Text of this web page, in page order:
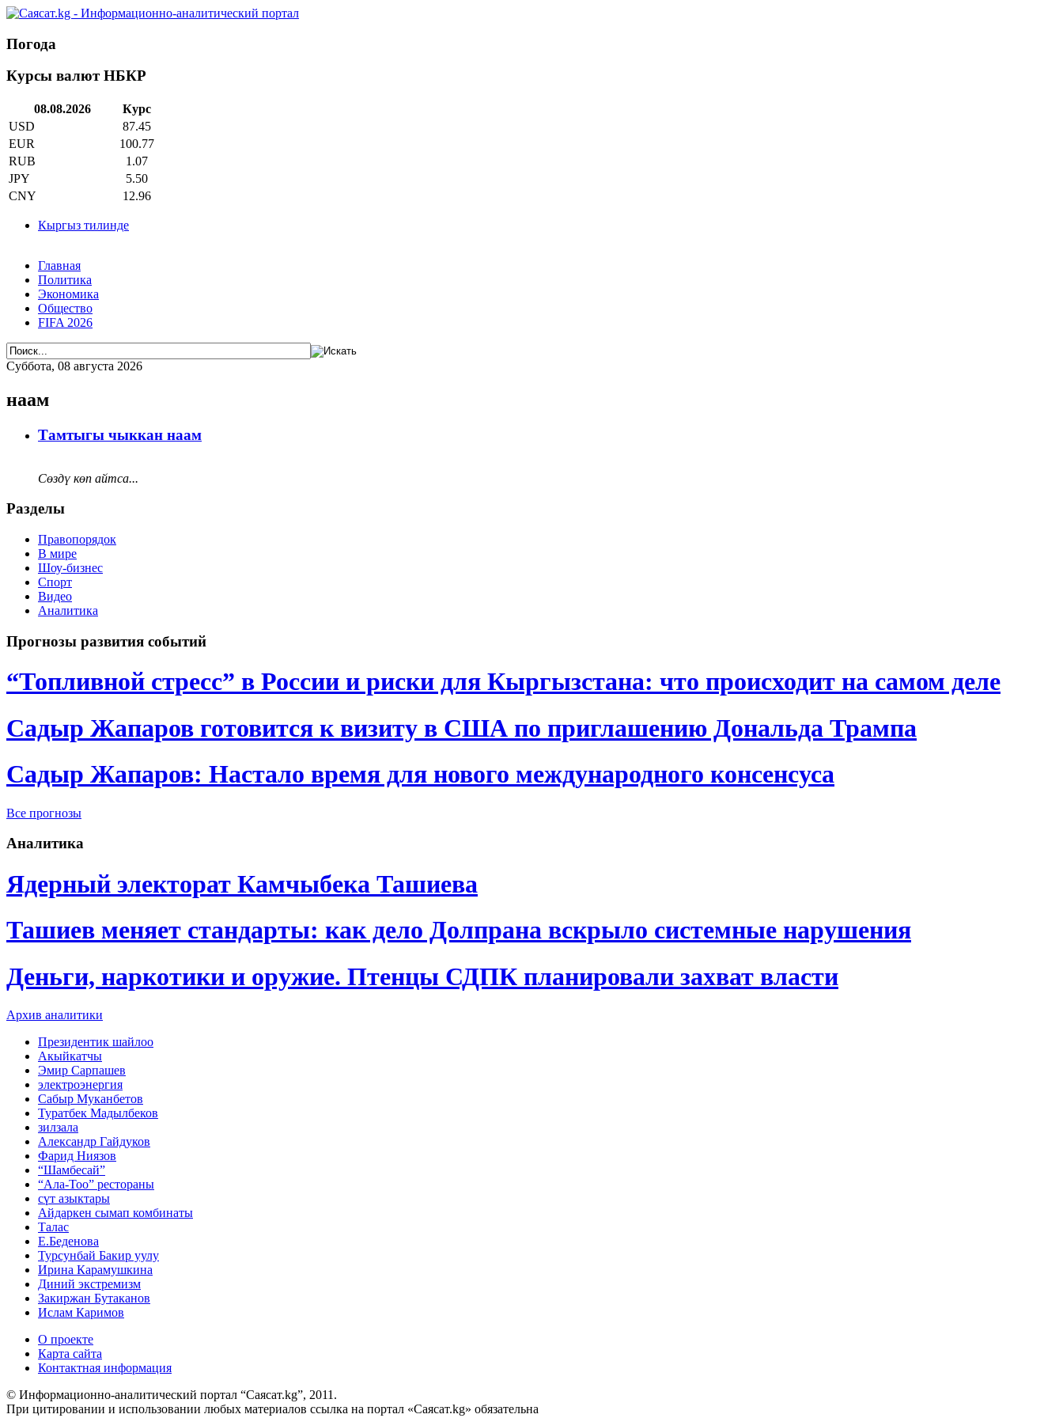
Погода
Курсы валют НБКР
08.08.2026
Курс
USD
87.45
EUR
100.77
RUB
1.07
JPY
5.50
CNY
12.96
Кыргыз тилинде
Главная
Политика
Экономика
Общество
FIFA 2026
Суббота, 08 августа 2026
наам
Тамтыгы чыккан наам
Сөздү көп айтса...
Разделы
Правопорядок
В мире
Шоу-бизнес
Спорт
Видео
Аналитика
Прогнозы развития событий
“Топливной стресс” в России и риски для Кыргызстана: что происходит на самом деле
Садыр Жапаров готовится к визиту в США по приглашению Дональда Трампа
Садыр Жапаров: Настало время для нового международного консенсуса
Все прогнозы
Аналитика
Ядерный электорат Камчыбека Ташиева
Ташиев меняет стандарты: как дело Долпрана вскрыло системные нарушения
Деньги, наркотики и оружие. Птенцы СДПК планировали захват власти
Архив аналитики
Президентик шайлоо
Акыйкатчы
Эмир Сарпашев
электроэнергия
Сабыр Муканбетов
Туратбек Мадылбеков
зилзала
Александр Гайдуков
Фарид Ниязов
“Шамбесай”
“Ала-Тоо” рестораны
сүт азыктары
Айдаркен сымап комбинаты
Талас
Е.Беденова
Турсунбай Бакир уулу
Ирина Карамушкина
Диний экстремизм
Закиржан Бутаканов
Ислам Каримов
О проекте
Карта сайта
Контактная информация
© Информационно-аналитический портал “Саясат.kg”, 2011.
При цитировании и использовании любых материалов ссылка на портал «Саясат.kg» обязательна